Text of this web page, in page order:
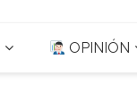
OPINIÓN